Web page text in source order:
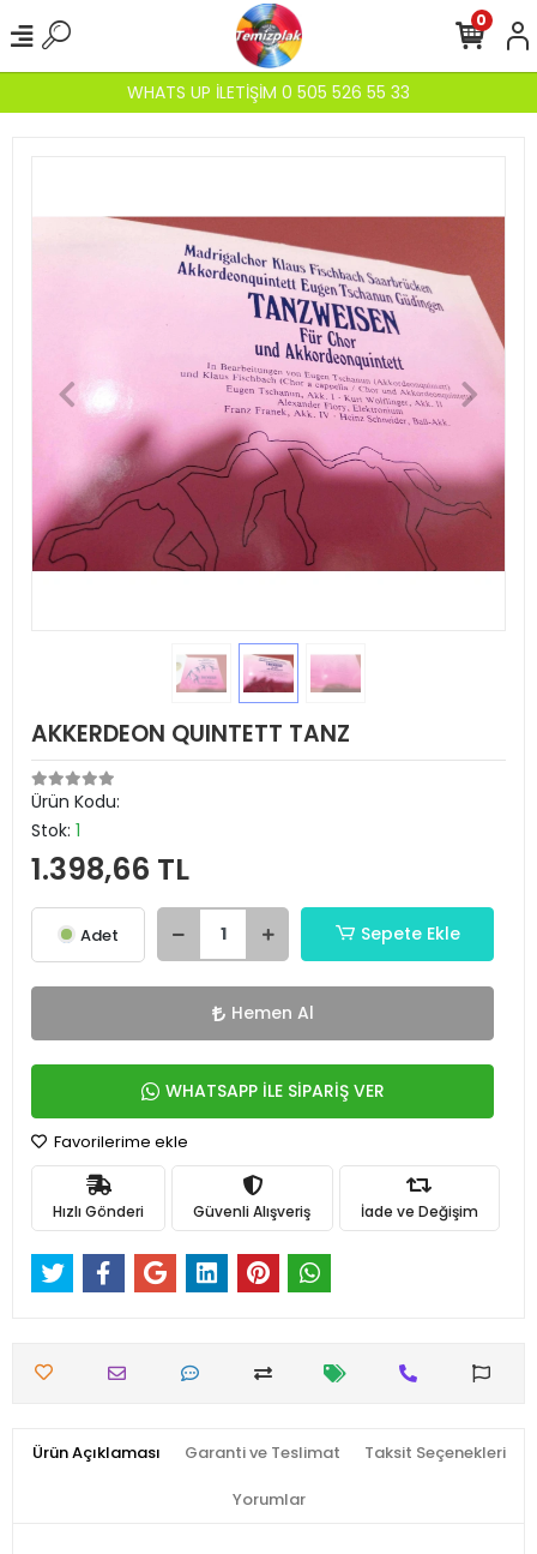
WHATS UP İLETİŞİM 0 505 526 55 33
0
AKKERDEON QUINTETT TANZ
Ürün Kodu:
Stok: 1
1.398,66 TL
Adet Sepete Ekle
Hemen Al
WHATSAPP İLE SİPARİŞ VER
Favorilerime ekle
Hızlı Gönderi Güvenli Alışveriş İade ve Değişim
Ürün Açıklaması Garanti ve Teslimat Taksit Seçenekleri
Yorumlar